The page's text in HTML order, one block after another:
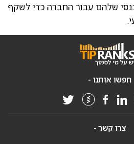
שלהם עבור החברה כדי לשקף
חפשו אותנו -
צרו קשר -